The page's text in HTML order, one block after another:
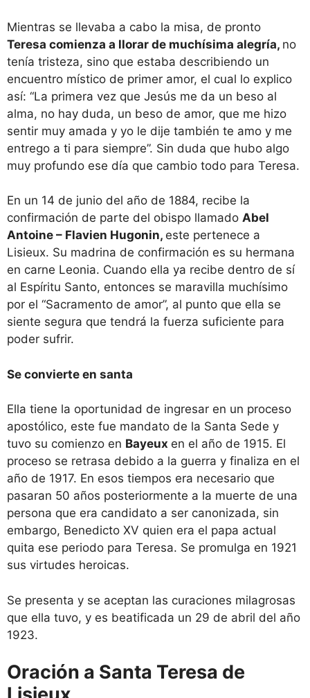
Mientras se llevaba a cabo la misa, de pronto
Teresa comienza a llorar de muchísima alegría, no
tenía tristeza, sino que estaba describiendo un
encuentro místico de primer amor, el cual lo explico
así: “La primera vez que Jesús me da un beso al
alma, no hay duda, un beso de amor, que me hizo
sentir muy amada y yo le dije también te amo y me
entrego a ti para siempre”. Sin duda que hubo algo
muy profundo ese día que cambio todo para Teresa.
En un 14 de junio del año de 1884, recibe la
confirmación de parte del obispo llamado Abel
Antoine – Flavien Hugonin, este pertenece a
Lisieux. Su madrina de confirmación es su hermana
en carne Leonia. Cuando ella ya recibe dentro de sí
al Espíritu Santo, entonces se maravilla muchísimo
por el “Sacramento de amor”, al punto que ella se
siente segura que tendrá la fuerza suficiente para
poder sufrir.
Se convierte en santa
Ella tiene la oportunidad de ingresar en un proceso
apostólico, este fue mandato de la Santa Sede y
tuvo su comienzo en Bayeux en el año de 1915. El
proceso se retrasa debido a la guerra y finaliza en el
año de 1917. En esos tiempos era necesario que
pasaran 50 años posteriormente a la muerte de una
persona que era candidato a ser canonizada, sin
embargo, Benedicto XV quien era el papa actual
quita ese periodo para Teresa. Se promulga en 1921
sus virtudes heroicas.
Se presenta y se aceptan las curaciones milagrosas
que ella tuvo, y es beatificada un 29 de abril del año
1923.
Oración a Santa Teresa de